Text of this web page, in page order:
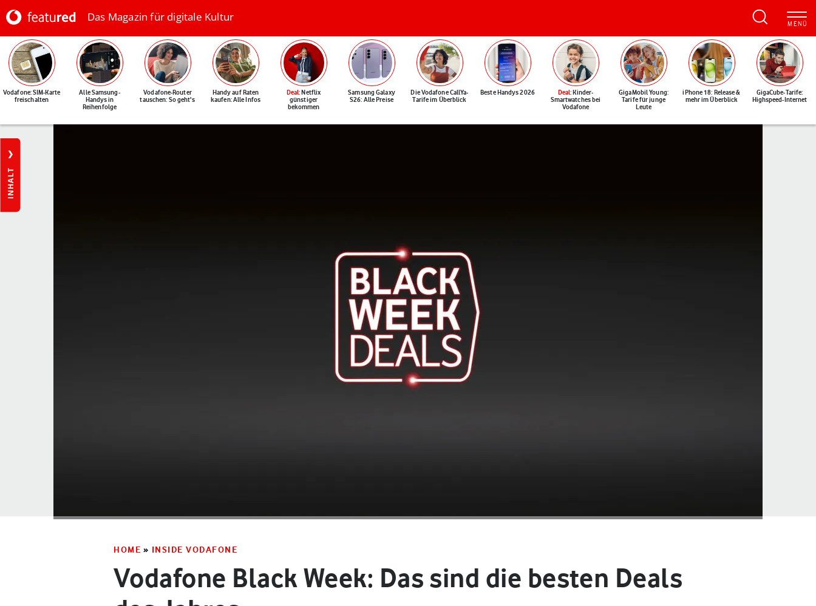
Das Magazin für digitale Kultur
Vodafone: SIM-Karte
freischalten
Alle Samsung-
Handys in
Reihenfolge
Vodafone-Router
tauschen: So geht's
Handy auf Raten
kaufen: Alle Infos
Deal: Netflix
günstiger
bekommen
Samsung Galaxy
S26: Alle Preise
Die Vodafone CallYa-
Tarife im Überblick
Beste Handys 2026 Deal: Kinder-
Smartwatches bei
Vodafone
GigaMobil Young:
Tarife für junge
Leute
iPhone 18: Release &
mehr im Überblick
GigaCube-Tarife:
Highspeed-Internet
INHALT
HOME » INSIDE VODAFONE
Vodafone Black Week: Das sind die besten Deals